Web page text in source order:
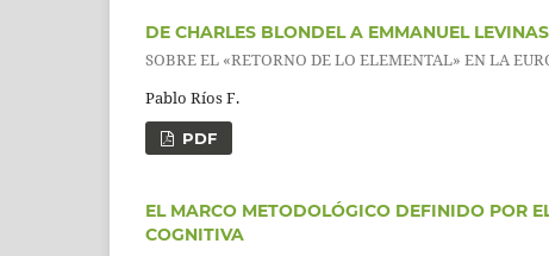
DE CHARLES BLONDEL A EMMANUEL
SOBRE EL «RETORNO DE LO ELEMENTAL» EN LA
Pablo Ríos F.
PDF
EL MARCO METODOLÓGICO DEFINIDO POR
COGNITIVA